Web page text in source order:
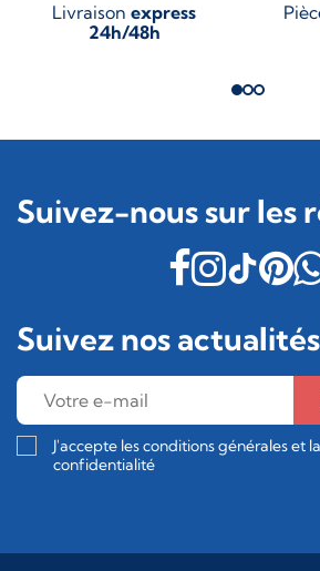
Livraison express
24h/48h
Suivez-nous sur les
Suivez nos actualités
J'accepte les conditions générales et
confidentialité